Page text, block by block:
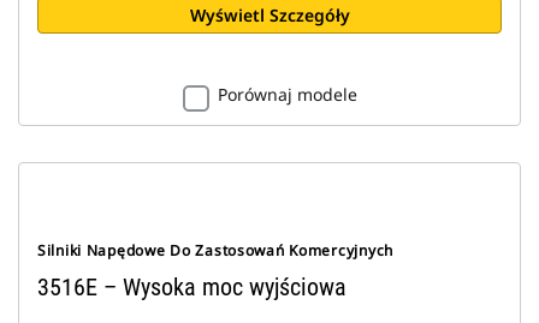
Wyświetl Szczegóły
Porównaj modele
Silniki Napędowe Do Zastosowań Komercyjnych
3516E – Wysoka moc wyjściowa